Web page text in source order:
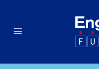
contenido
a
i